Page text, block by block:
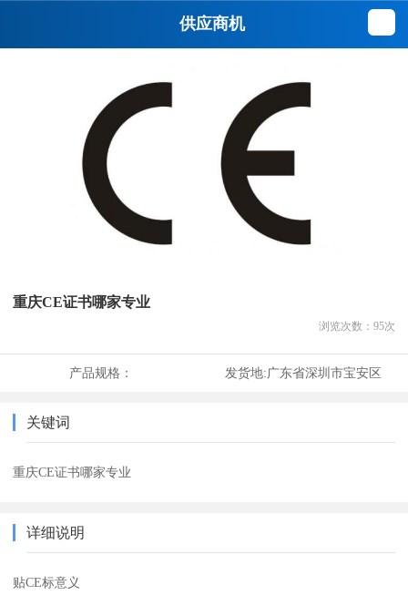
供应商机
重庆CE证书哪家专业
浏览次数： 95次
产品规格： 发货地:广东省深圳市宝安区
关键词
重庆CE证书哪家专业
详细说明
贴CE标意义